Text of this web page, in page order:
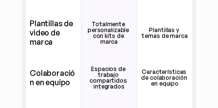
Plantillas de
video de
marca
Totalmente
personalizable
con kits de
marca
Plantillas y
temas de marca
Colaboració
n en equipo
Espacios de
trabajo
compartidos
integrados
Características
de colaboración
en equipo